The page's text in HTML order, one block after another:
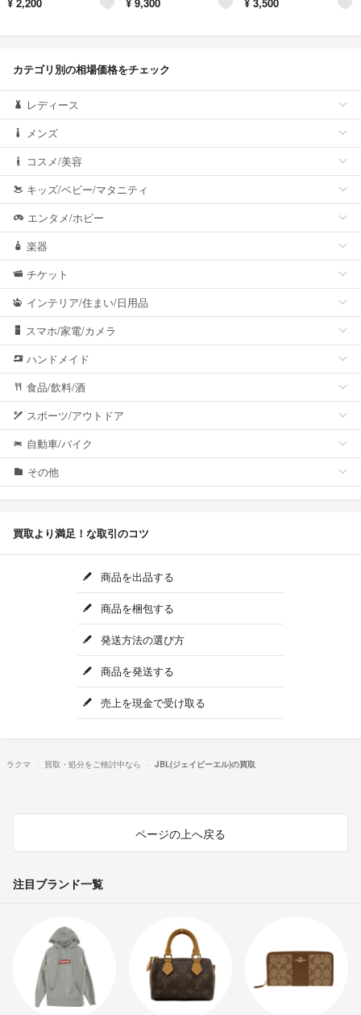
カテゴリ別の相場価格をチェック
レディース
メンズ
コスメ/美容
キッズ/ベビー/マタニティ
エンタメ/ホビー
楽器
チケット
インテリア/住まい/日用品
スマホ/家電/カメラ
ハンドメイド
食品/飲料/酒
スポーツ/アウトドア
自動車/バイク
その他
買取より満足！な取引のコツ
商品を出品する
商品を梱包する
発送方法の選び方
商品を発送する
売上を現金で受け取る
ラクマ 買取・処分をご検討中なら JBL(ジェイビーエル)の買取
ページの上へ戻る
注目ブランド一覧